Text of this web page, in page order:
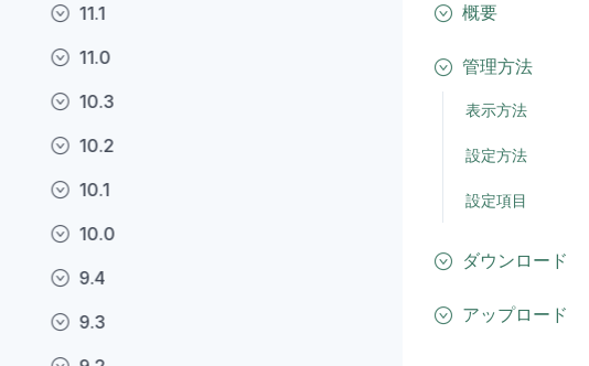
11.1
11.0
10.3
10.2
10.1
10.0
9.4
9.3
概要
管理方法
表示方法
設定方法
設定項目
ダウンロード
アップロード